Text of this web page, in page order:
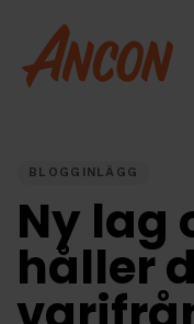
to
primary
content
BLOGGINLÄGG
Ny lag
håller